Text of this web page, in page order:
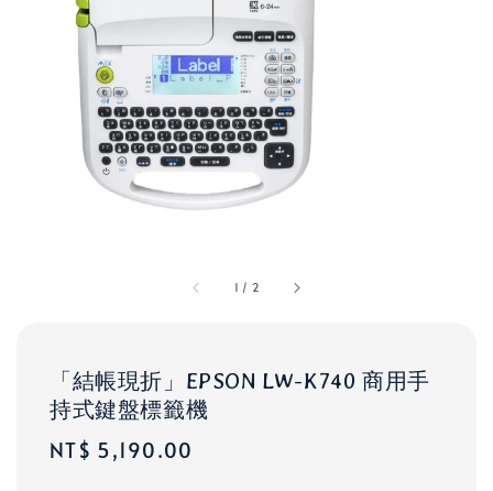
1 / 2
「結帳現折」EPSON LW-K740 商用手
持式鍵盤標籤機
Regular
NT$ 5,190.00